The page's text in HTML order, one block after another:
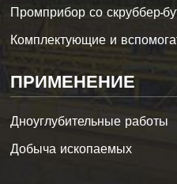
Промприбор со скруббер-
Комплектующие и
ПРИМЕНЕНИЕ
Дноуглубительные работы
Добыча ископаемых